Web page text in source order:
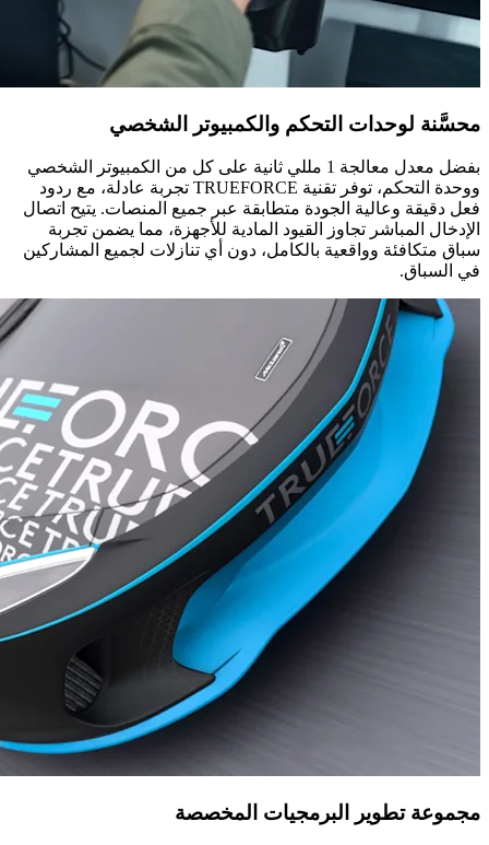
محسَّنة لوحدات التحكم والكمبيوتر الشخصي
بفضل معدل معالجة 1 مللي ثانية على كل من الكمبيوتر الشخصي
ووحدة التحكم، توفر تقنية TRUEFORCE تجربة عادلة، مع ردود
فعل دقيقة وعالية الجودة متطابقة عبر جميع المنصات. يتيح اتصال
الإدخال المباشر تجاوز القيود المادية للأجهزة، مما يضمن تجربة
سباق متكافئة وواقعية بالكامل، دون أي تنازلات لجميع المشاركين
في السباق.
مجموعة تطوير البرمجيات المخصصة